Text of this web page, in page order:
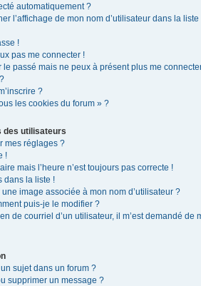
automatiquement ?
l’affichage de mon nom d’utilisateur dans la liste
!
pas me connecter !
le passé mais ne peux à présent plus me
?
les cookies du forum » ?
des utilisateurs
mes réglages ?
!
mais l’heure n’est toujours pas correcte !
dans la liste !
image associée à mon nom d’utilisateur ?
puis-je le modifier ?
de courriel d’un utilisateur, il m’est demandé de
sujet dans un forum ?
supprimer un message ?